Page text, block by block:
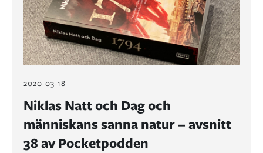
2020-03-18
Niklas Natt och Dag och
människans sanna natur – avsnitt
38 av Pocketpodden